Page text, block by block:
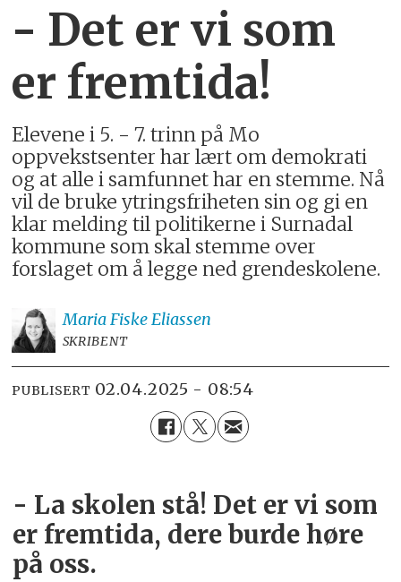
- Det er vi som
er fremtida!
Elevene i 5. - 7. trinn på Mo
oppvekstsenter har lært om demokrati
og at alle i samfunnet har en stemme. Nå
vil de bruke ytringsfriheten sin og gi en
klar melding til politikerne i Surnadal
kommune som skal stemme over
forslaget om å legge ned grendeskolene.
MariaFiske Eliassen
SKRIBENT
PUBLISERT 02.04.2025 - 08:54
- La skolen stå! Det er vi som
er fremtida, dere burde høre
på oss.